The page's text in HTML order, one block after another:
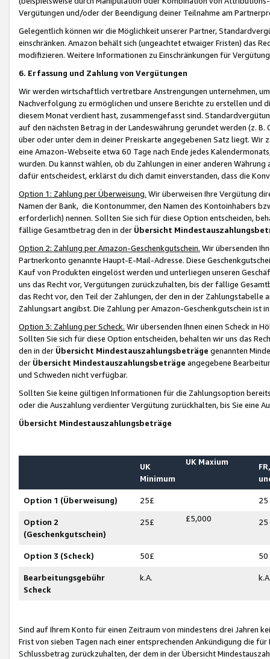
Vergütungen und/oder der Beendigung deiner Teilnahme am
Gelegentlich können wir die Möglichkeit unserer Partner,
einschränken. Amazon behält sich (ungeachtet etwaiger Fristen) das
modifizieren. Weitere Informationen zu Einschränkungen für
6. Erfassung und Zahlung von Vergütungen
Wir werden wirtschaftlich vertretbare Anstrengungen unternehmen,
Nachverfolgung zu ermöglichen und unsere Berichte zu erstellen und
diesem Monat verdient hast, zusammengefasst sind.
auf den nächsten Betrag in der Landeswährung gerundet werden (z.
über oder unter dem in deiner Preiskarte angegebenen Satz liegt.
eine Amazon-Webseite etwa 60 Tage nach Ende jedes
wurden. Du kannst wählen, ob du Zahlungen in einer anderen
dafür entscheidest, erklärst du dich damit einverstanden, dass die
Option 1: Zahlung per Überweisung. Wir überweisen Ihre Vergütung
Namen der Bank, die Kontonummer, den Namen des Kontoinhabers
erforderlich) nennen. Sollten Sie sich für diese Option entscheiden,
fällige Gesamtbetrag den in der Übersicht
Option 2: Zahlung per Amazon-Geschenkgutschein. Wir übersenden
Partnerkonto genannte Haupt-E-Mail-Adresse. Diese
Kauf von Produkten eingelöst werden und unterliegen unseren
uns das Recht vor, Vergütungen zurückzuhalten, bis der fällige
das Recht vor, den Teil der Zahlungen, der den in der
Zahlungsart angibst. Die Zahlung per Amazon-Geschenkgutschein ist
Option 3: Zahlung per Scheck. Wir übersenden Ihnen einen Scheck in
Sollten Sie sich für diese Option entscheiden, behalten wir uns das
den in der Übersicht Mindestauszahlungsbeträge genannten
der Übersicht Mindestauszahlungsbeträge angegebene
und Schweden nicht verfügbar.
Sollten Sie keine gültigen Informationen für die Zahlungsoption
oder die Auszahlung verdienter Vergütung zurückhalten, bis Sie
Übersicht Mindestauszahlungsbeträge
UK
Minimum
UK Maxium
Option 1 (Überweisung) 25£ 25
Option 2
(Geschenkgutschein)
25£ £5,000 25
Option 3 (Scheck) 50£ 50
Bearbeitungsgebühr
Scheck
k.A.
Sind auf Ihrem Konto für einen Zeitraum von mindestens drei Jahren
Frist von sieben Tagen nach einer entsprechenden Ankündigung die
Schlussbetrag zurückzuhalten, der dem in der Übersicht